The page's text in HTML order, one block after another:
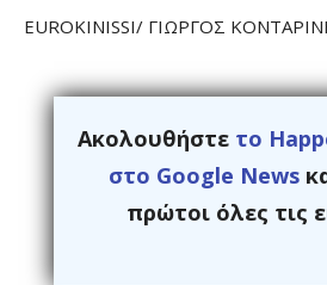
EUROKINISSI/ ΓΙΩΡΓΟΣ
Ακολουθήστε το
στο Google News
πρώτοι όλες τις